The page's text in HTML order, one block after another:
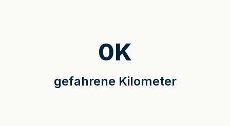
gefahrene Kilometer
0K